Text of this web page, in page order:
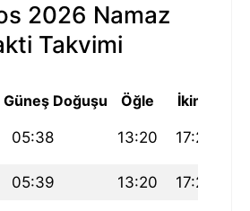
2026 Namaz
Takvimi
Güneş Doğuşu Öğle İkindi
05:38 13:20 17:29
05:39 13:20 17:29